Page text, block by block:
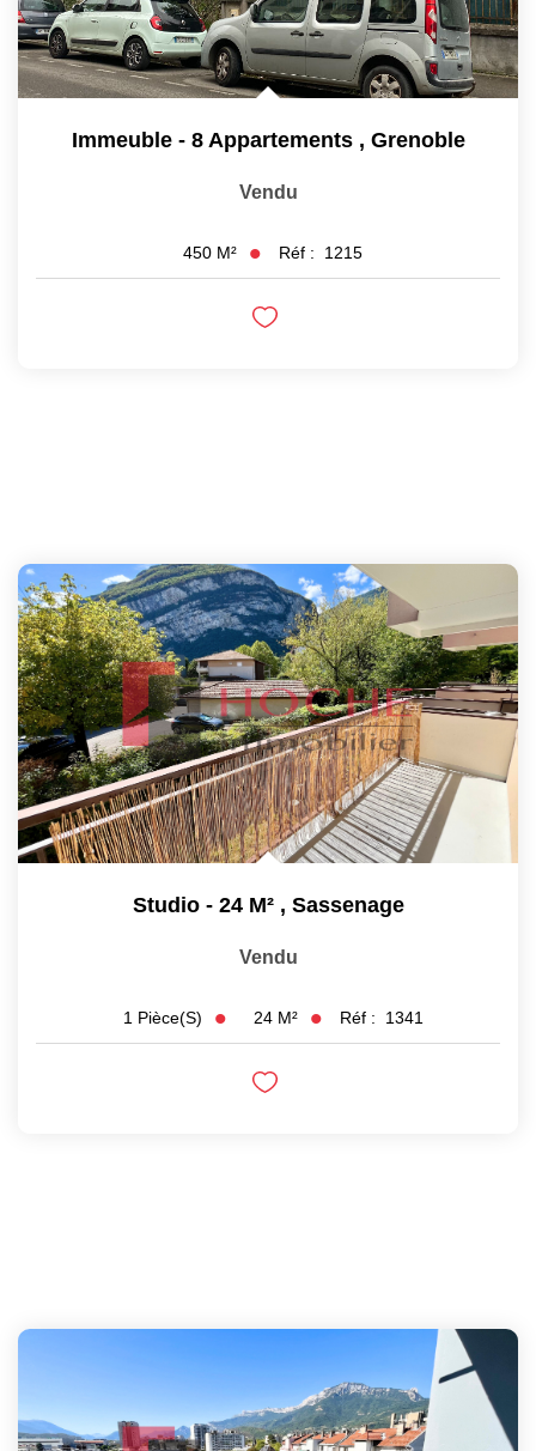
Immeuble - 8 Appartements , Grenoble
Vendu
450 M² Réf : 1215
Studio - 24 M² , Sassenage
Vendu
1 Pièce(s) 24 M² Réf : 1341